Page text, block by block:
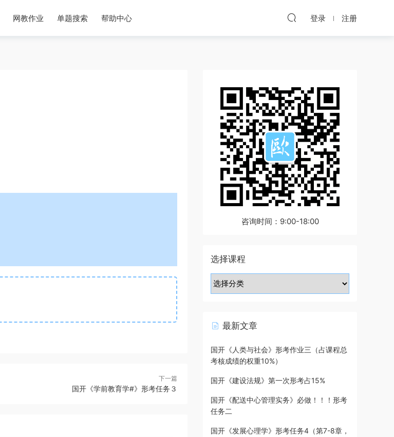
网教作业 单题搜索 帮助中心 登录 注册
下一篇
国开《学前教育学#》形考任务３
咨询时间：9:00-18:00
选择课程
最新文章
国开《人类与社会》形考作业三（占课程总
考核成绩的权重10%）
国开《建设法规》第一次形考占15%
国开《配送中心管理实务》必做！！！形考
任务二
国开《发展心理学》形考任务4（第7-8章，